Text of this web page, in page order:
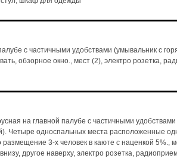
с частичными удобствами (умывальник с
обзорное окно., мест (2), электро розетка,
на главной палубе с частичными удобствами
Четыре односпальных места расположенные
3-х человек в каюте с наценкой 5%.,
другое наверху, электро розетка,